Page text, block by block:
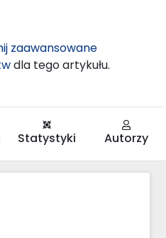
zaawansowane
dla tego artykułu.
Statystyki Autorzy